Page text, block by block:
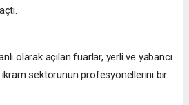
olarak açılan fuarlar, yerli ve yabancı
ikram sektörünün profesyonellerini bir